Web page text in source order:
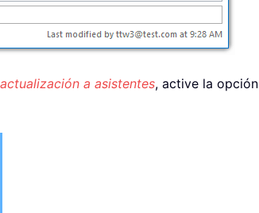
a asistentes, active la opción